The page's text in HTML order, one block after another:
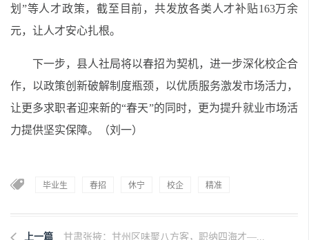
划”等人才政策，截至目前，共发放各类人才补贴163万余
元，让人才安心扎根。
下一步，县人社局将以春招为契机，进一步深化校企合
作，以政策创新破解制度瓶颈，以优质服务激发市场活力，
让更多求职者迎来新的“春天”的同时，更为提升就业市场活
力提供坚实保障。
（刘一）
毕业生 春招 休宁 校企 精准
上一篇 甘肃张掖：甘州区味聚八方客，职纳四海才—...